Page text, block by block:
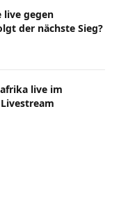
live gegen
der nächste Sieg?
live im